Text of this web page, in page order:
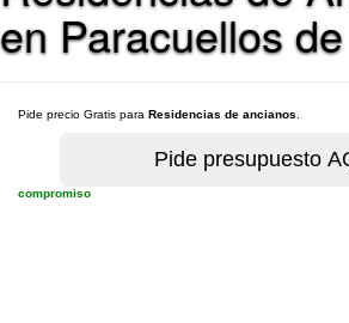
en Paracuellos
Pide precio Gratis para Residencias de ancianos
compromiso